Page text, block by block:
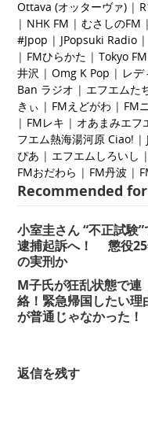
Ottava (オッターヴァ) |
| NHK FM |むさしのFM |
#Jpop | JPopsuki Radio |
| FMひらかた |Tokyo FM
井沢 |Omg K Pop | レデ
Ban ラジオ | エフエムた
きぃ | FMえどがわ | FM
| FMレキ | オあまみエフ
フエム熱海湯河原 Ciao! |
ぴあ | エフエムしろいし |
FMおだわら | FM丹波 |
Recommended
小室圭さん “不正試験”
逮捕起訴へ！ 懲役
の実刑か
M子氏が狂乱状態で連
絡！緊急帰国したい理
が普通じゃなかった！
返信を残す